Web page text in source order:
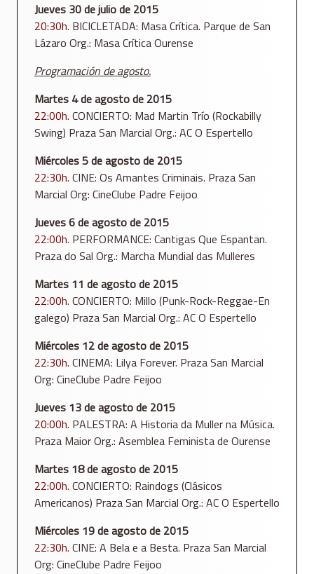
Jueves 30 de julio de 2015
20:30h. BICICLETADA: Masa Crítica. Parque de San
Lázaro Org.: Masa Crítica Ourense
Programación de agosto.
Martes 4 de agosto de 2015
22:00h. CONCIERTO: Mad Martin Trío (Rockabilly
Swing) Praza San Marcial Org.: AC O Espertello
Miércoles 5 de agosto de 2015
22:30h. CINE: Os Amantes Criminais. Praza San
Marcial Org: CineClube Padre Feijoo
Jueves 6 de agosto de 2015
22:00h. PERFORMANCE: Cantigas Que Espantan.
Praza do Sal Org.: Marcha Mundial das Mulleres
Martes 11 de agosto de 2015
22:00h. CONCIERTO: Millo (Punk-Rock-Reggae-En
galego) Praza San Marcial Org.: AC O Espertello
Miércoles 12 de agosto de 2015
22:30h. CINEMA: Lilya Forever. Praza San Marcial
Org: CineClube Padre Feijoo
Jueves 13 de agosto de 2015
20:00h. PALESTRA: A Historia da Muller na Música.
Praza Maior Org.: Asemblea Feminista de Ourense
Martes 18 de agosto de 2015
22:00h. CONCIERTO: Raindogs (Clásicos
Americanos) Praza San Marcial Org.: AC O Espertello
Miércoles 19 de agosto de 2015
22:30h. CINE: A Bela e a Besta. Praza San Marcial
Org: CineClube Padre Feijoo